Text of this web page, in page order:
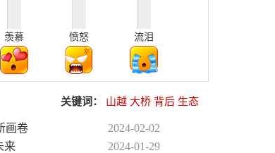
羡慕 愤怒 流泪
关键词： 山越 大桥 背后 生态
画卷
2024-02-02
来
2024-01-29